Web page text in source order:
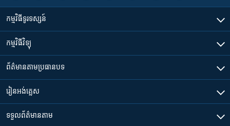
កម្មវិធី​ទូរទស្សន៍
កម្មវិធី​វិទ្យុ
ព័ត៌មាន​តាមប្រធានបទ​
រៀន​​អង់គ្លេស
ទទួល​ព័ត៌មាន​តាម